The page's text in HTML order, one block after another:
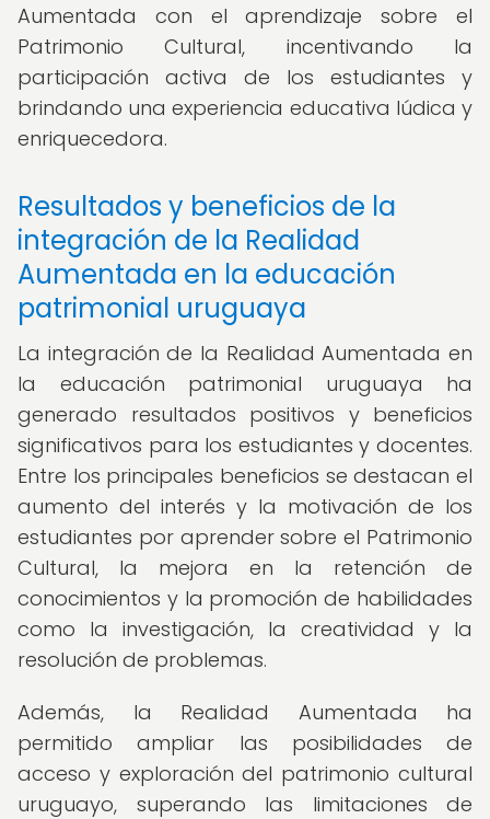
Aumentada con el aprendizaje sobre el
Patrimonio Cultural, incentivando la
participación activa de los estudiantes y
brindando una experiencia educativa lúdica y
enriquecedora.
Resultados y beneficios de la
integración de la Realidad
Aumentada en la educación
patrimonial uruguaya
La integración de la Realidad Aumentada en
la educación patrimonial uruguaya ha
generado resultados positivos y beneficios
significativos para los estudiantes y docentes.
Entre los principales beneficios se destacan el
aumento del interés y la motivación de los
estudiantes por aprender sobre el Patrimonio
Cultural, la mejora en la retención de
conocimientos y la promoción de habilidades
como la investigación, la creatividad y la
resolución de problemas.
Además, la Realidad Aumentada ha
permitido ampliar las posibilidades de
acceso y exploración del patrimonio cultural
uruguayo, superando las limitaciones de